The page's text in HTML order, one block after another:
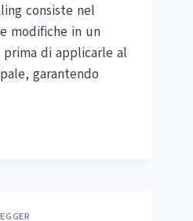
consiste nel
modifiche in un
di applicarle al
garantendo